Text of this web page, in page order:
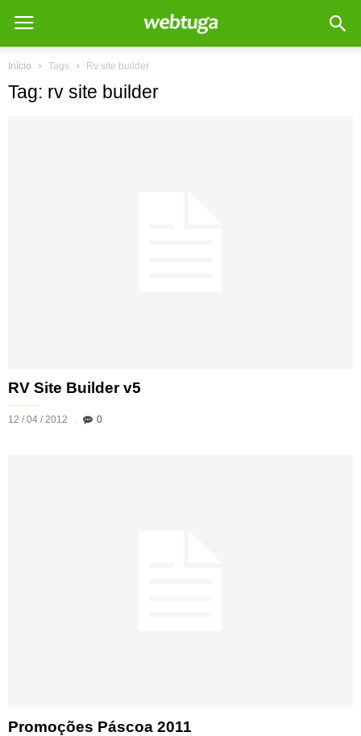
Início Tags Rv site builder
Tag: rv site builder
RV Site Builder v5
12 / 04 / 2012 0
Promoções Páscoa 2011